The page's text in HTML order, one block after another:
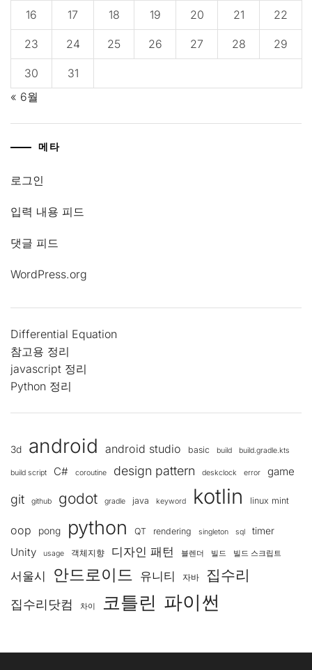
16 17 18 19 20 21 22
23 24 25 26 27 28 29
30
31
« 6월
메타
로그인
입력 내용 피드
댓글 피드
WordPress.org
Differential Equation
참고용 정리
javascript 정리
Python 정리
3d android android studio basic build build.gradle.kts
build script C# coroutine design pattern deskclock error game
git github godot gradle java keyword kotlin linux mint
oop pong python QT rendering singleton sql timer
Unity usage 객체지향 디자인 패턴 블렌더 빌드 빌드 스크립트
서울시 안드로이드 유니티 자바 집수리
집수리닷컴 차이 코틀린 파이썬